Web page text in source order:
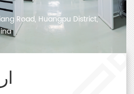
Road, Huangpu District,